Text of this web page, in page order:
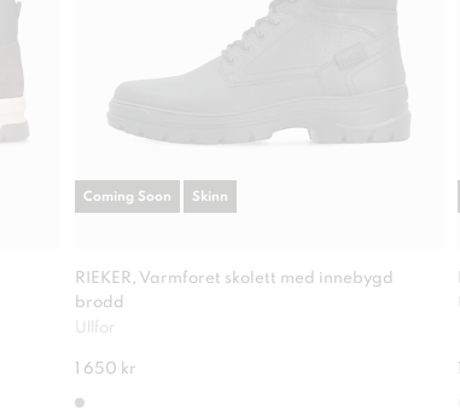
RIEKER, Varmforet skolett med innebygd
brodd
Ullfor
1 650 kr
Coming Soon Skinn